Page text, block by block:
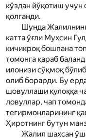
кўздан йўқотиш учун
қолганди.
Шунда
катта ўғли Муҳсин
кичикроқ бошпана
томонга қараб
илонизи сўқмоқ
олиб борарди. Бу
шовуллаши қулоққа
ловуллар, чап
тегирмонларининг
Ҳиротнинг бутун
Жалил шахсан